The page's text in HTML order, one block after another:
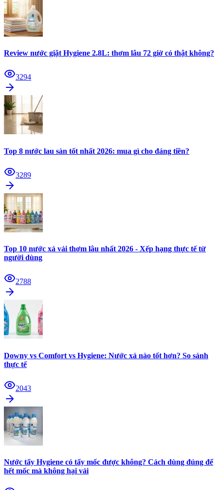
Review nước giặt Hygiene 2.8L: thơm lâu 72 giờ có thật không?
3294
Top 8 nước lau sàn tốt nhất 2026: mua gì cho đáng tiền?
3289
Top 10 nước xả vải thơm lâu nhất 2026 - Xếp hạng thực tế từ
người dùng
2788
Downy vs Comfort vs Hygiene: Nước xả nào tốt hơn? So sánh
thực tế
2043
Nước tẩy Hygiene có tẩy mốc được không? Cách dùng đúng để
hết mốc mà không hại vải